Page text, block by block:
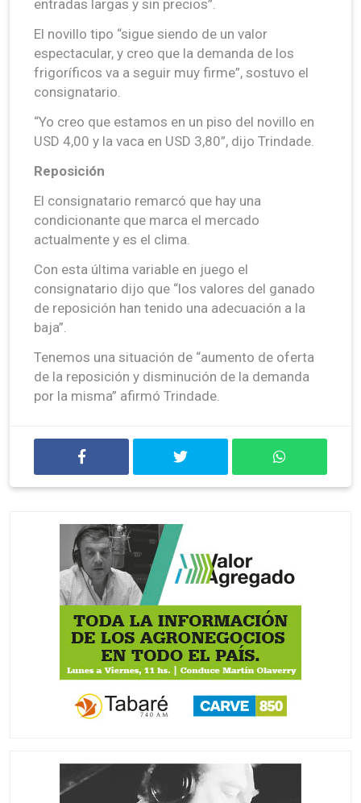
entradas largas y sin precios”.
El novillo tipo “sigue siendo de un valor
espectacular, y creo que la demanda de los
frigoríficos va a seguir muy firme”, sostuvo el
consignatario.
“Yo creo que estamos en un piso del novillo en
USD 4,00 y la vaca en USD 3,80”, dijo Trindade.
Reposición
El consignatario remarcó que hay una
condicionante que marca el mercado
actualmente y es el clima.
Con esta última variable en juego el
consignatario dijo que “los valores del ganado
de reposición han tenido una adecuación a la
baja”.
Tenemos una situación de “aumento de oferta
de la reposición y disminución de la demanda
por la misma” afirmó Trindade.